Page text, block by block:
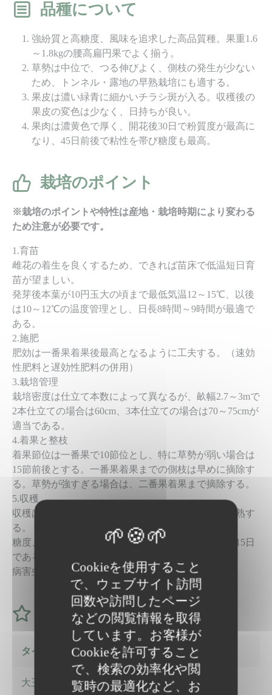
品種について
強紛質と高糖度、風味を追求した高品質種。果重1.6
～1.8kgの腰高扁円果でよく揃う。
草勢は中位で、つる伸びよく、側枝の発生が少ない
ため、トンネル・露地の早熟栽培にも適する。
果皮は濃い緑青に細かいチラシ斑が入る。収穫後の
果皮の変色は少なく、日持ちが良い。
果肉は濃黄色で厚く、開花後30日で粉質度が最高に
なり、45日前後で粘性を帯び糖度も最高。
栽培のポイント
※栽培のポイントや特性は産地・栽培時期により変わる
ため注意が必要です。
1.育苗
雌花の着生を良くするため、できれば苗床で低温短日育
苗が望ましい。
発芽後本葉が10円玉大の頃まで最低気温12～15℃、以後
は10～12℃の温度管理とし、日長8時間～9時間が最適で
ある。
2.施肥
肥効は一番果着果後最高となるように工夫する。（速効
性肥料と遅効性肥料の併用）
3.栽培管理
栽培密度は仕立て本数によって異なるが、畝幅2.7～3mで
2本仕立ての場合は60cm、3本仕立ての場合は70～75cmが
適当である。
4.着果と整枝
着果節位は一番果で10節位とし、特に草勢が弱い場合は
15節前後とする。一番果着果までの側枝は早めに摘除す
る。草勢が強すぎる場合は、二番果着果まで摘除する。
5.収穫
収穫は作型や天候によって異なるが、40～45日で完熟す
る。
糖度、粉質度、風味が最も優れるのは、収穫後10～15日
である。糖度は14～15度である。
病害虫防除に対しては、従来の品種に準ずる。
タイプ
大玉 (カボチャ)
Cookieを使用すること
で、ウェブサイト訪問
回数や訪問したページ
などの閲覧情報を取得
しています。お客様が
Cookieを許可すること
で、検索の効率化や閲
覧時の最適化など、お